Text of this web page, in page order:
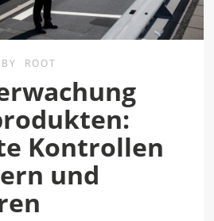
BY ROOT
Kontrollen
und